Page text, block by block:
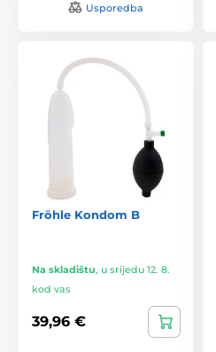
Usporedba
Fröhle Kondom B
Na skladištu, u srijedu 12. 8.
kod vas
39,96 €